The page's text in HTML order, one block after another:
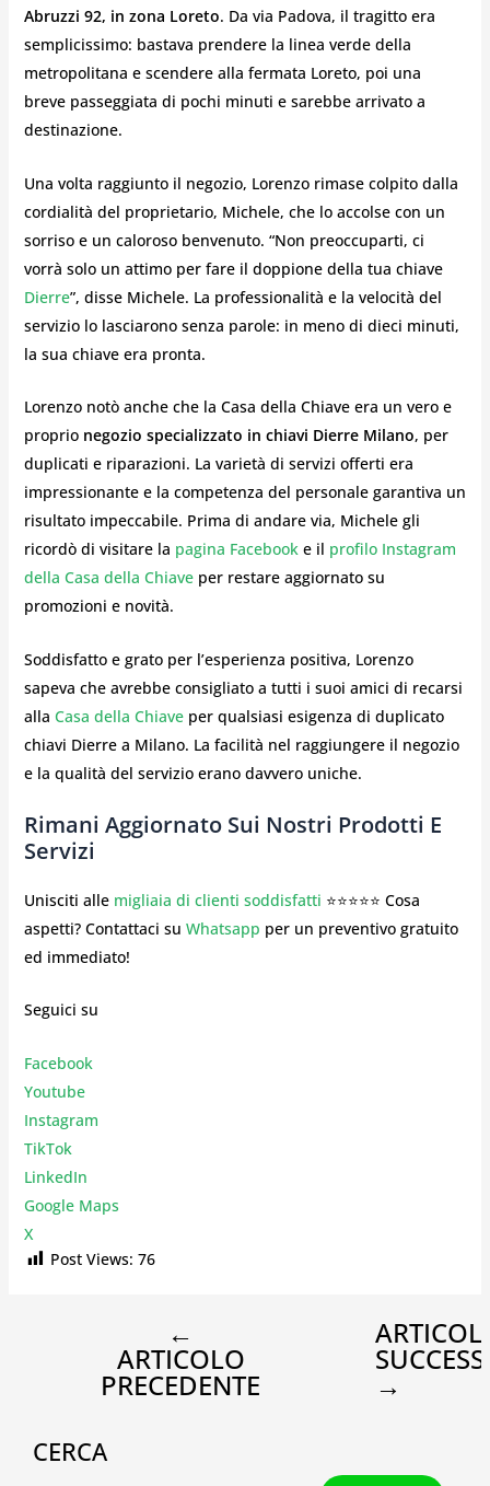
Abruzzi 92, in zona Loreto. Da via Padova, il tragitto era
semplicissimo: bastava prendere la linea verde della
metropolitana e scendere alla fermata Loreto, poi una
breve passeggiata di pochi minuti e sarebbe arrivato a
destinazione.
Una volta raggiunto il negozio, Lorenzo rimase colpito dalla
cordialità del proprietario, Michele, che lo accolse con un
sorriso e un caloroso benvenuto. “Non preoccuparti, ci
vorrà solo un attimo per fare il doppione della tua chiave
Dierre”, disse Michele. La professionalità e la velocità del
servizio lo lasciarono senza parole: in meno di dieci minuti,
la sua chiave era pronta.
Lorenzo notò anche che la Casa della Chiave era un vero e
proprio negozio specializzato in chiavi Dierre Milano, per
duplicati e riparazioni. La varietà di servizi offerti era
impressionante e la competenza del personale garantiva un
risultato impeccabile. Prima di andare via, Michele gli
ricordò di visitare la pagina Facebooke il profilo Instagram
della Casa della Chiaveper restare aggiornato su
promozioni e novità.
Soddisfatto e grato per l’esperienza positiva, Lorenzo
sapeva che avrebbe consigliato a tutti i suoi amici di recarsi
alla Casa della Chiaveper qualsiasi esigenza di duplicato
chiavi Dierre a Milano. La facilità nel raggiungere il negozio
e la qualità del servizio erano davvero uniche.
Rimani Aggiornato Sui Nostri Prodotti E
Servizi
Unisciti alle migliaia di clienti soddisfatti ⭐⭐⭐⭐⭐ Cosa
aspetti? Contattaci su Whatsapp per un preventivo gratuito
ed immediato!
Seguici su
Facebook
Youtube
Instagram
TikTok
LinkedIn
Google Maps
X
Post Views: 76
←
ARTICOLO
PRECEDENTE →
CERCA